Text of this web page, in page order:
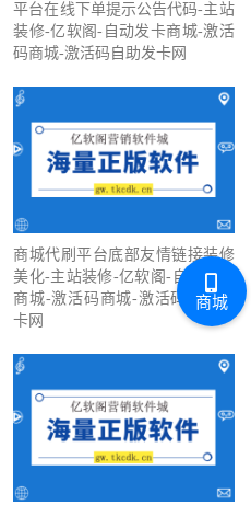
平台在线下单提示公告代码-主站
装修-亿软阁-自动发卡商城-激活
码商城-激活码自助发卡网
商城代刷平台底部友情链接装修
美化-主站装修-亿软阁-自动发卡
商城-激活码商城-激活码自助发
卡网
商城